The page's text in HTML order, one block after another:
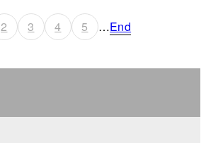
2 3 4 5 …End